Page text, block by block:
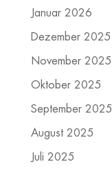
Januar 2026
Dezember 2025
November 2025
Oktober 2025
September 2025
August 2025
Juli 2025